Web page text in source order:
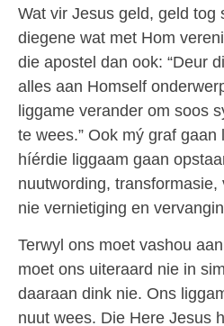
Wat vir Jesus geld, geld tog
diegene wat met Hom
die apostel dan ook: “Deur
alles aan Homself
liggame verander om soos
te wees.” Ook mý graf
híérdie liggaam gaan
nuutwording,
nie vernietiging en
Terwyl ons moet vashou
moet ons uiteraard nie in
daaraan dink nie. Ons
nuut wees. Die Here Jesus